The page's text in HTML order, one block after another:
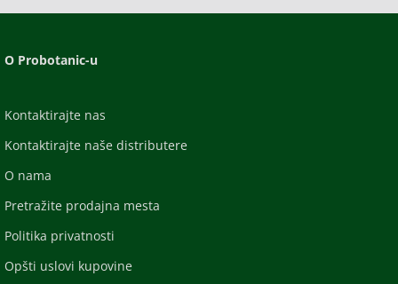
O Probotanic-u
Kontaktirajte nas
Kontaktirajte naše distributere
O nama
Pretražite prodajna mesta
Politika privatnosti
Opšti uslovi kupovine